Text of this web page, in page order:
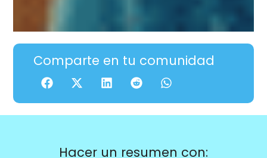
Comparte en tu comunidad
Hacer un resumen con: